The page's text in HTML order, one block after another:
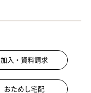
加入・資料請求
おためし宅配